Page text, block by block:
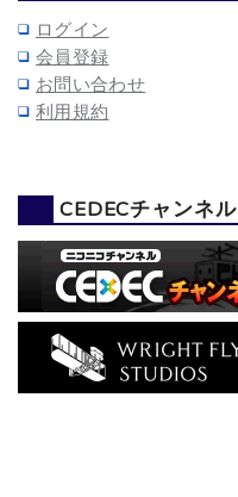
ログイン
会員登録
お問い合わせ
利用規約
CEDECチャンネル